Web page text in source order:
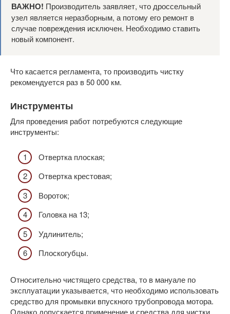
ВАЖНО! Производитель заявляет, что дроссельный
узел является неразборным, а потому его ремонт в
случае повреждения исключен. Необходимо ставить
новый компонент.
Что касается регламента, то производить чистку
рекомендуется раз в 50 000 км.
Инструменты
Для проведения работ потребуются следующие
инструменты:
Отвертка плоская;
Отвертка крестовая;
Вороток;
Головка на 13;
Удлинитель;
Плоскогубцы.
Относительно чистящего средства, то в мануале по
эксплуатации указывается, что необходимо использовать
средство для промывки впускного трубопровода мотора.
Однако допускается применение и средства для чистки